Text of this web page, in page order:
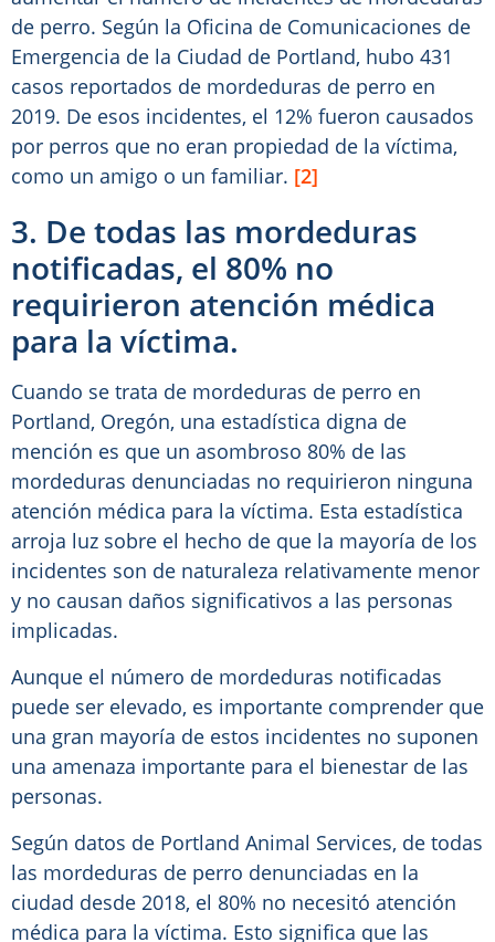
de perro. Según la Oficina de Comunicaciones de
Emergencia de la Ciudad de Portland, hubo 431
casos reportados de mordeduras de perro en
2019. De esos incidentes, el 12% fueron causados
por perros que no eran propiedad de la víctima,
como un amigo o un familiar. [2]
3. De todas las mordeduras
notificadas, el 80% no
requirieron atención médica
para la víctima.
Cuando se trata de mordeduras de perro en
Portland, Oregón, una estadística digna de
mención es que un asombroso 80% de las
mordeduras denunciadas no requirieron ninguna
atención médica para la víctima. Esta estadística
arroja luz sobre el hecho de que la mayoría de los
incidentes son de naturaleza relativamente menor
y no causan daños significativos a las personas
implicadas.
Aunque el número de mordeduras notificadas
puede ser elevado, es importante comprender que
una gran mayoría de estos incidentes no suponen
una amenaza importante para el bienestar de las
personas.
Según datos de Portland Animal Services, de todas
las mordeduras de perro denunciadas en la
ciudad desde 2018, el 80% no necesitó atención
médica para la víctima. Esto significa que las